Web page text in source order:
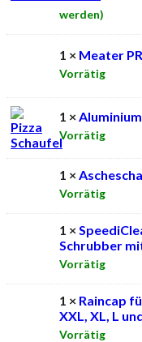
werden)
1 × Meater
Vorrätig
1 ×
Vorrätig
1 ×
Vorrätig
1 ×
Schrubber
Vorrätig
1 × Raincap
XXL, XL, L
Vorrätig